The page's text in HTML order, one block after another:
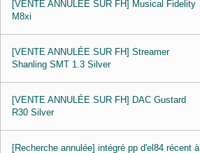
[VENTE ANNULÉE SUR FH] Musical Fidelity
M8xi
[VENTE ANNULÉE SUR FH] Streamer
Shanling SMT 1.3 Silver
[VENTE ANNULÉE SUR FH] DAC Gustard
R30 Silver
[Recherche annulée] intégré pp d'el84 récent à